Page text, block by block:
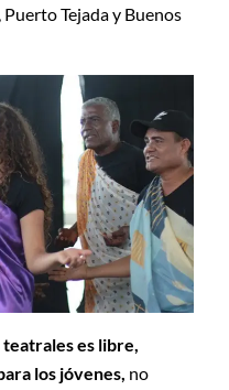
Tejada y Buenos
es libre,
los jóvenes, no